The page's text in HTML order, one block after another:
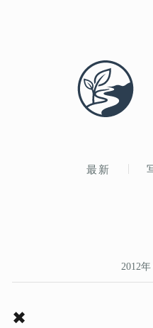
最新
2012
✖